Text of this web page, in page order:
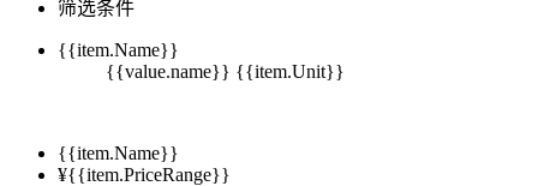
筛选条件
{{item.Name}}
{{value.name}} {{item.Unit}}
{{item.Name}}
¥{{item.PriceRange}}